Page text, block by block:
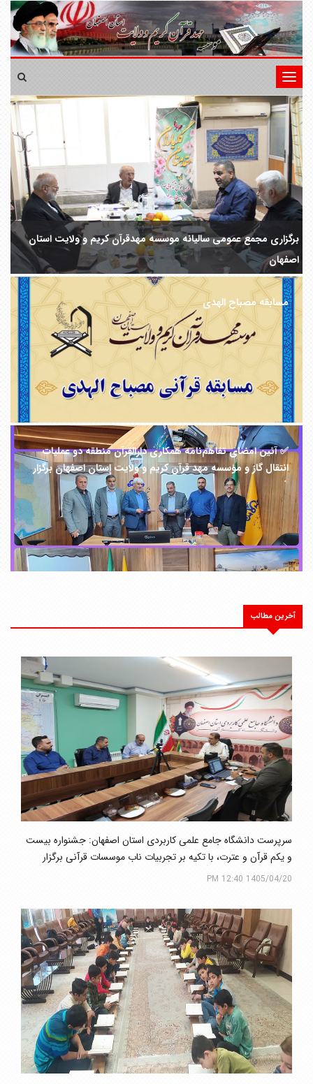
تغییر
وضعیت
ناوبری
مؤسسه مهد قرآن کریم و ولایت استان اصفهان برگزار می نماید
مسابقه مصباح الهدی
✅️ آئین امضای تفاهم‌نامه همکاری دارالقرآن منطقه دو عملیات
انتقال گاز و مؤسسه مهد قرآن کریم و ولایت استان اصفهان برگزار
شد.
آخرین مطالب
سرپرست دانشگاه جامع علمی کاربردی استان اصفهان: جشنواره بیست
و یکم قرآن و عترت، با تکیه بر تجربیات ناب موسسات قرآنی برگزار
می‌شود
1405/04/20 12:40 PM